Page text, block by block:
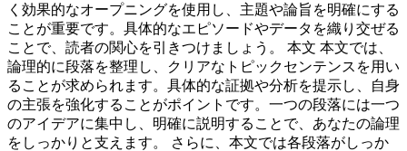
く効果的なオープニングを使用し、主題や論旨を明確にする
ことが重要です。具体的なエピソードやデータを織り交ぜる
ことで、読者の関心を引きつけましょう。 本文 本文では、
論理的に段落を整理し、クリアなトピックセンテンスを用い
ることが求められます。具体的な証拠や分析を提示し、自身
の主張を強化することがポイントです。一つの段落には一つ
のアイデアに集中し、明確に説明することで、あなたの論理
をしっかりと支えます。 さらに、本文では各段落がしっか